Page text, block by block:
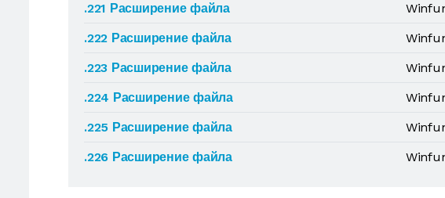
.221 Расширение файла
.222 Расширение файла
.223 Расширение файла
.224 Расширение файла
.225 Расширение файла
.226 Расширение файла